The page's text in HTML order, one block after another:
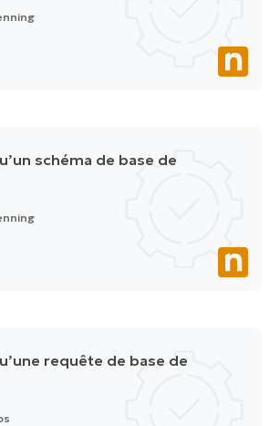
schéma de base de
requête de base de